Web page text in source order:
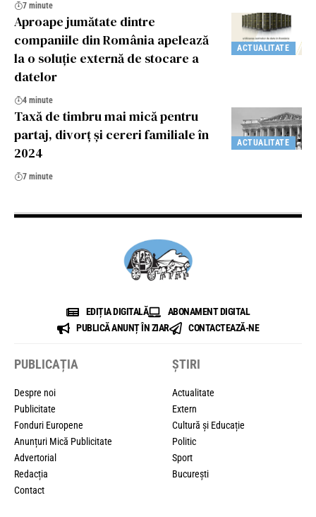
7 minute
ACTUALITATE
Aproape jumătate dintre
companiile din România apelează
la o soluție externă de stocare a
datelor
4 minute
ACTUALITATE
Taxă de timbru mai mică pentru
partaj, divorț și cereri familiale în
2024
7 minute
EDIȚIA DIGITALĂ
ABONAMENT DIGITAL
PUBLICĂ ANUNȚ ÎN ZIAR
CONTACTEAZĂ-NE
PUBLICAȚIA
Despre noi
Publicitate
Fonduri Europene
Anunțuri Mică Publicitate
Advertorial
Redacția
Contact
ȘTIRI
Actualitate
Extern
Cultură și Educație
Politic
Sport
București